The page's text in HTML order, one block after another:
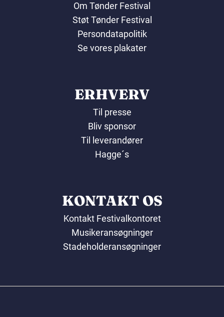
Om Tønder Festival
Støt Tønder Festival
Persondatapolitik
Se vores plakater
ERHVERV
Til presse
Bliv sponsor
Til leverandører
Hagge´s
KONTAKT OS
Kontakt Festivalkontoret
Musikeransøgninger
Stadeholderansøgninger